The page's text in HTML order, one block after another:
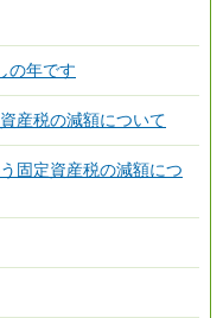
の年です
産税の減額について
固定資産税の減額につ